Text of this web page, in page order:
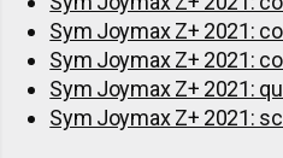
Sym Joymax Z+ 2021:
Sym Joymax Z+ 2021:
Sym Joymax Z+ 2021:
Sym Joymax Z+ 2021: